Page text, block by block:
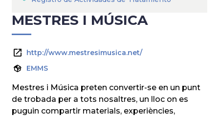
MESTRES I MÚSICA
http://www.mestresimusica.net/
EMMS
Mestres i Música preten convertir-se en un punt
de trobada per a tots nosaltres, un lloc on es
puguin compartir materials, experiències,